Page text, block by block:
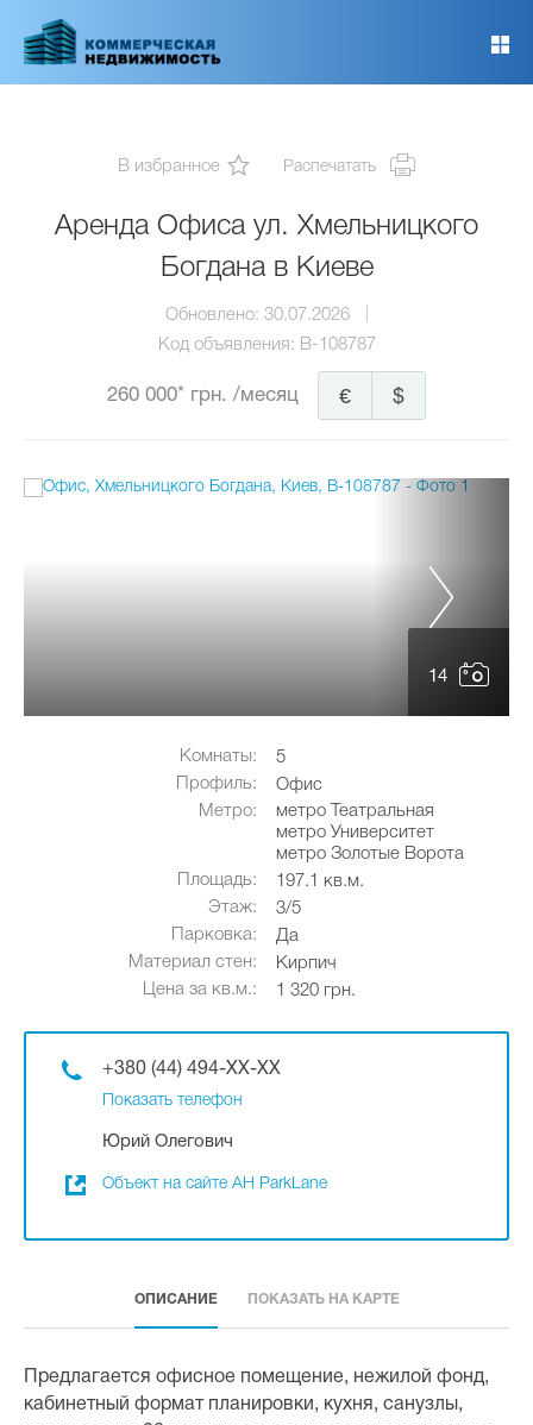
основному
В избранное Распечатать
Аренда Офиса ул. Хмельницкого
Богдана в Киеве
Обновлено: 30.07.2026
Код объявления: B-108787
260 000* грн. /месяц $
€
14
Комнаты:
5
Профиль:
Офис
Метро:
метро Театральная
метро Университет
метро Золотые Ворота
Площадь:
197.1 кв.м.
Этаж:
3/5
Парковка:
Да
Материал стен:
Кирпич
Цена за кв.м.:
1 320 грн.
+380 (44) 494-XX-XX
Показать телефон
Юрий Олегович
Объект на сайте АН ParkLane
ОПИСАНИЕ ПОКАЗАТЬ НА КАРТЕ
Предлагается офисное помещение, нежилой фонд,
кабинетный формат планировки, кухня, санузлы,